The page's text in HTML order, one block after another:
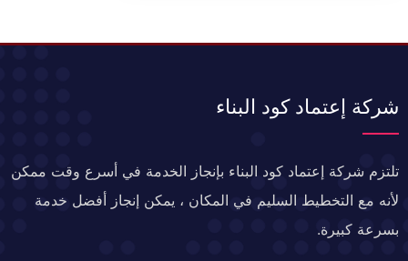
شركة إعتماد كود البناء
تلتزم شركة إعتماد كود البناء بإنجاز الخدمة في أسرع وقت ممكن
لأنه مع التخطيط السليم في المكان ، يمكن إنجاز أفضل خدمة
بسرعة كبيرة.